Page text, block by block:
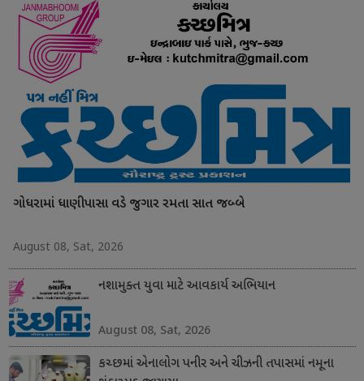
ગોધરામાં ધાણીપાસા વડે જુગાર રમતા સાત જબ્બે
August 08, Sat, 2026
નશામુક્ત યુવા માટે આવકાર્ય અભિયાન
August 08, Sat, 2026
કચ્છમાં એનાલોગ પનીર અને ચીઝની તપાસમાં નમૂના